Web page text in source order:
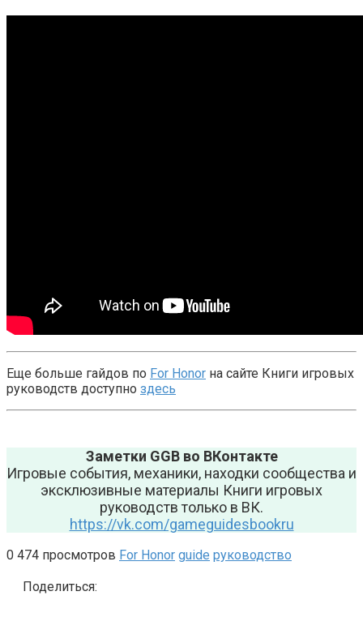
Еще больше гайдов по For Honor на сайте Книги игровых
руководств доступно здесь
Заметки GGB во ВКонтакте
Игровые события, механики, находки сообщества и
эксклюзивные материалы Книги игровых
руководств только в ВК.
https://vk.com/gameguidesbookru
0 474 просмотров For Honor guide руководство
Поделиться: